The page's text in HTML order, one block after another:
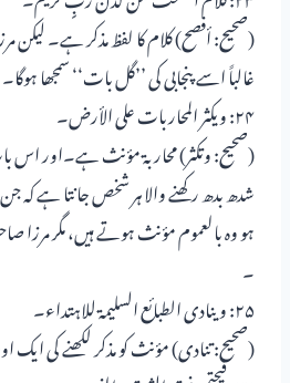
(صحیح: أفصح) کلام کا لفظ مذکر ہے۔
غالباً اسے پنجابی کی ’’گل بات‘‘ سمجھا ہوگا۔
۲۴: ویکثر المحاربات علی الأرض۔
(صحیح: وتکثر) محاربۃ مؤنث ہے۔اور اس
شدھ بدھ رکھنے والا ہر شخص جانتا ہے کہ
ہو وہ بالعموم مؤنث ہوتے ہیں، مگر
۔
۲۵: وینادی الطبائع السلیمۃ للاہتداء۔
(صحیح: تنادی) مؤنث کو مذکر لکھنے کی ایک